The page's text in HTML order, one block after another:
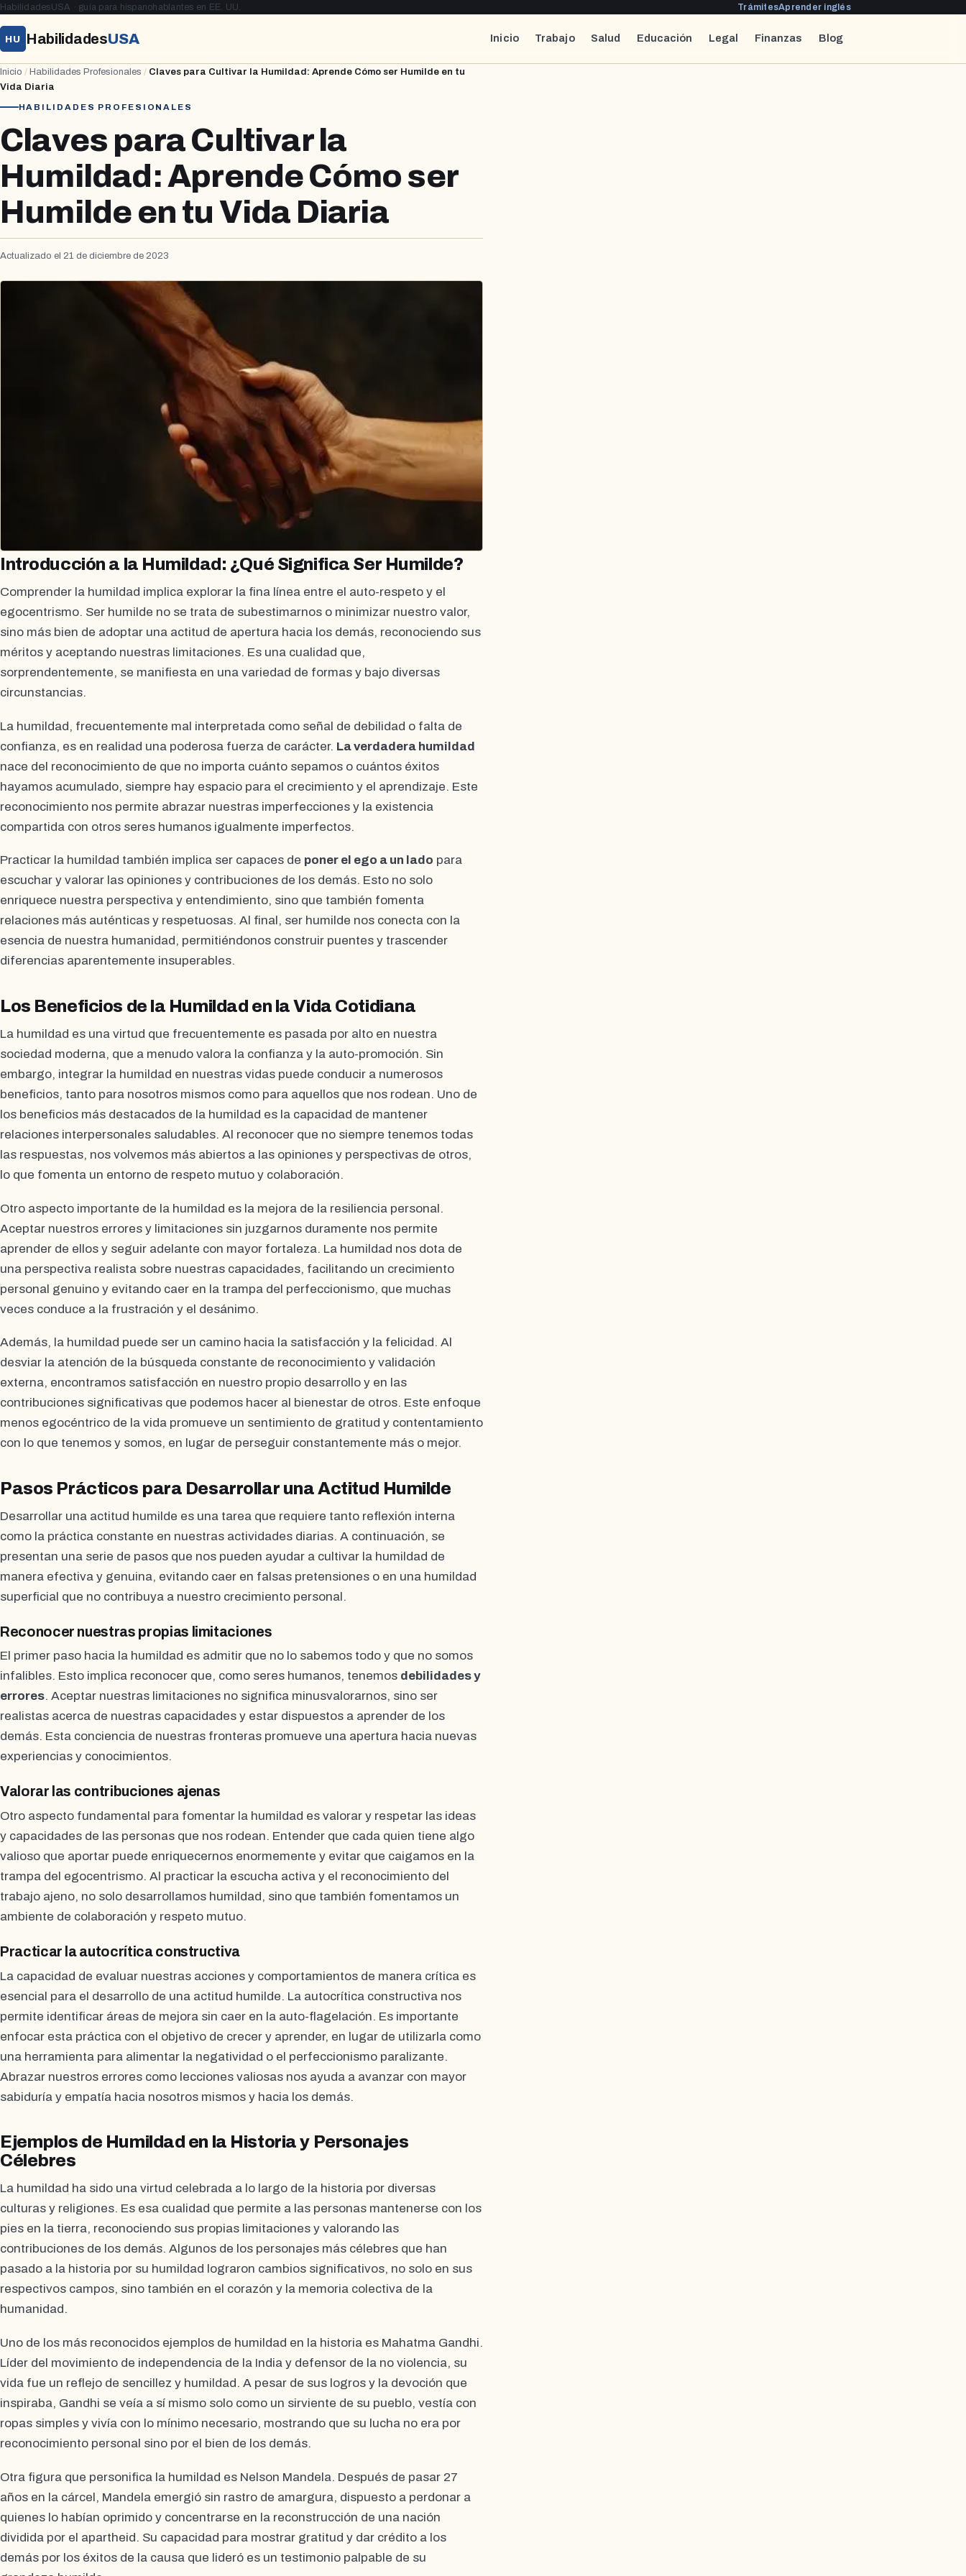
HabilidadesUSA · guía para hispanohablantes en EE. UU. TrámitesAprender inglés
HU HabilidadesUSA Inicio Trabajo Salud Educación Legal Finanzas Blog
Inicio / Habilidades Profesionales / Claves para Cultivar la Humildad: Aprende Cómo ser Humilde en tu
Vida Diaria
HABILIDADES PROFESIONALES
Claves para Cultivar la
Humildad: Aprende Cómo ser
Humilde en tu Vida Diaria
Actualizado el 21 de diciembre de 2023
Introducción a la Humildad: ¿Qué Significa Ser Humilde?
Comprender la humildad implica explorar la fina línea entre el auto-respeto y el
egocentrismo. Ser humilde no se trata de subestimarnos o minimizar nuestro valor,
sino más bien de adoptar una actitud de apertura hacia los demás, reconociendo sus
méritos y aceptando nuestras limitaciones. Es una cualidad que,
sorprendentemente, se manifiesta en una variedad de formas y bajo diversas
circunstancias.
La humildad, frecuentemente mal interpretada como señal de debilidad o falta de
confianza, es en realidad una poderosa fuerza de carácter. La verdadera humildad
nace del reconocimiento de que no importa cuánto sepamos o cuántos éxitos
hayamos acumulado, siempre hay espacio para el crecimiento y el aprendizaje. Este
reconocimiento nos permite abrazar nuestras imperfecciones y la existencia
compartida con otros seres humanos igualmente imperfectos.
Practicar la humildad también implica ser capaces de poner el ego a un lado para
escuchar y valorar las opiniones y contribuciones de los demás. Esto no solo
enriquece nuestra perspectiva y entendimiento, sino que también fomenta
relaciones más auténticas y respetuosas. Al final, ser humilde nos conecta con la
esencia de nuestra humanidad, permitiéndonos construir puentes y trascender
diferencias aparentemente insuperables.
Los Beneficios de la Humildad en la Vida Cotidiana
La humildad es una virtud que frecuentemente es pasada por alto en nuestra
sociedad moderna, que a menudo valora la confianza y la auto-promoción. Sin
embargo, integrar la humildad en nuestras vidas puede conducir a numerosos
beneficios, tanto para nosotros mismos como para aquellos que nos rodean. Uno de
los beneficios más destacados de la humildad es la capacidad de mantener
relaciones interpersonales saludables. Al reconocer que no siempre tenemos todas
las respuestas, nos volvemos más abiertos a las opiniones y perspectivas de otros,
lo que fomenta un entorno de respeto mutuo y colaboración.
Otro aspecto importante de la humildad es la mejora de la resiliencia personal.
Aceptar nuestros errores y limitaciones sin juzgarnos duramente nos permite
aprender de ellos y seguir adelante con mayor fortaleza. La humildad nos dota de
una perspectiva realista sobre nuestras capacidades, facilitando un crecimiento
personal genuino y evitando caer en la trampa del perfeccionismo, que muchas
veces conduce a la frustración y el desánimo.
Además, la humildad puede ser un camino hacia la satisfacción y la felicidad. Al
desviar la atención de la búsqueda constante de reconocimiento y validación
externa, encontramos satisfacción en nuestro propio desarrollo y en las
contribuciones significativas que podemos hacer al bienestar de otros. Este enfoque
menos egocéntrico de la vida promueve un sentimiento de gratitud y contentamiento
con lo que tenemos y somos, en lugar de perseguir constantemente más o mejor.
Pasos Prácticos para Desarrollar una Actitud Humilde
Desarrollar una actitud humilde es una tarea que requiere tanto reflexión interna
como la práctica constante en nuestras actividades diarias. A continuación, se
presentan una serie de pasos que nos pueden ayudar a cultivar la humildad de
manera efectiva y genuina, evitando caer en falsas pretensiones o en una humildad
superficial que no contribuya a nuestro crecimiento personal.
Reconocer nuestras propias limitaciones
El primer paso hacia la humildad es admitir que no lo sabemos todo y que no somos
infalibles. Esto implica reconocer que, como seres humanos, tenemos debilidades y
errores. Aceptar nuestras limitaciones no significa minusvalorarnos, sino ser
realistas acerca de nuestras capacidades y estar dispuestos a aprender de los
demás. Esta conciencia de nuestras fronteras promueve una apertura hacia nuevas
experiencias y conocimientos.
Valorar las contribuciones ajenas
Otro aspecto fundamental para fomentar la humildad es valorar y respetar las ideas
y capacidades de las personas que nos rodean. Entender que cada quien tiene algo
valioso que aportar puede enriquecernos enormemente y evitar que caigamos en la
trampa del egocentrismo. Al practicar la escucha activa y el reconocimiento del
trabajo ajeno, no solo desarrollamos humildad, sino que también fomentamos un
ambiente de colaboración y respeto mutuo.
Practicar la autocrítica constructiva
La capacidad de evaluar nuestras acciones y comportamientos de manera crítica es
esencial para el desarrollo de una actitud humilde. La autocrítica constructiva nos
permite identificar áreas de mejora sin caer en la auto-flagelación. Es importante
enfocar esta práctica con el objetivo de crecer y aprender, en lugar de utilizarla como
una herramienta para alimentar la negatividad o el perfeccionismo paralizante.
Abrazar nuestros errores como lecciones valiosas nos ayuda a avanzar con mayor
sabiduría y empatía hacia nosotros mismos y hacia los demás.
Ejemplos de Humildad en la Historia y Personajes
Célebres
La humildad ha sido una virtud celebrada a lo largo de la historia por diversas
culturas y religiones. Es esa cualidad que permite a las personas mantenerse con los
pies en la tierra, reconociendo sus propias limitaciones y valorando las
contribuciones de los demás. Algunos de los personajes más célebres que han
pasado a la historia por su humildad lograron cambios significativos, no solo en sus
respectivos campos, sino también en el corazón y la memoria colectiva de la
humanidad.
Uno de los más reconocidos ejemplos de humildad en la historia es Mahatma Gandhi.
Líder del movimiento de independencia de la India y defensor de la no violencia, su
vida fue un reflejo de sencillez y humildad. A pesar de sus logros y la devoción que
inspiraba, Gandhi se veía a sí mismo solo como un sirviente de su pueblo, vestía con
ropas simples y vivía con lo mínimo necesario, mostrando que su lucha no era por
reconocimiento personal sino por el bien de los demás.
Otra figura que personifica la humildad es Nelson Mandela. Después de pasar 27
años en la cárcel, Mandela emergió sin rastro de amargura, dispuesto a perdonar a
quienes lo habían oprimido y concentrarse en la reconstrucción de una nación
dividida por el apartheid. Su capacidad para mostrar gratitud y dar crédito a los
demás por los éxitos de la causa que lideró es un testimonio palpable de su